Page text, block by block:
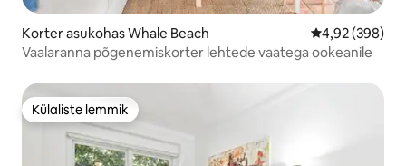
Korter asukohas Whale Beach Keskmine
4,92 (398)
Vaalaranna põgenemiskorter lehtede vaatega ookeanile
Külaliste lemmik
Külaliste lemmik